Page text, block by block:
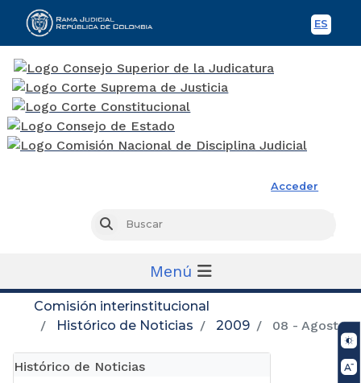
ES
Acceder
Buscar
Menú
Comisión interinstitucional
Histórico de Noticias
2009 08 - Agosto
Histórico de Noticias